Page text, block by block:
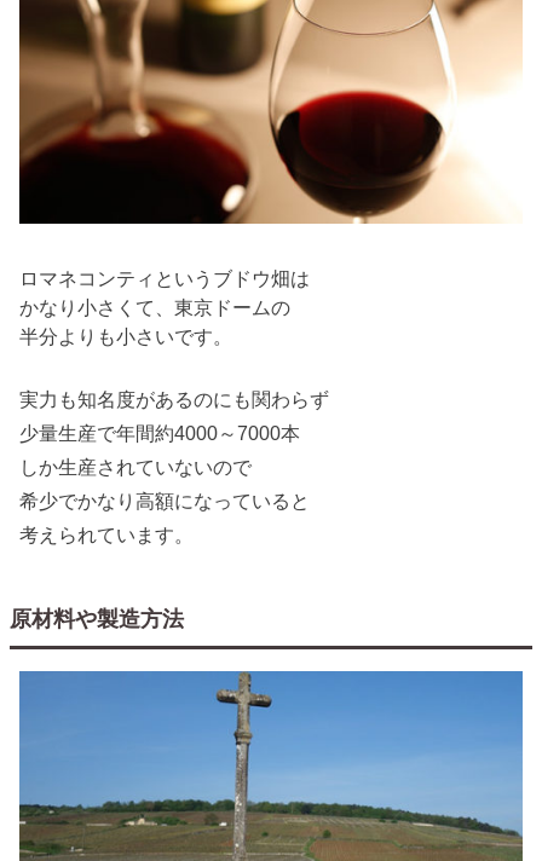
ロマネコンティというブドウ畑は
かなり小さくて、東京ドームの
半分よりも小さいです。
実力も知名度があるのにも関わらず
少量生産で年間約4000～7000本
しか生産されていないので
希少でかなり高額になっていると
考えられています。
原材料や製造方法